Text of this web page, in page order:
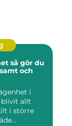
du
och
i
blivit allt
i större